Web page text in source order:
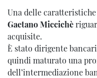
Una delle
Gaetano Miccichè
acquisite.
È stato dirigente
quindi maturato una
dell’intermediazione